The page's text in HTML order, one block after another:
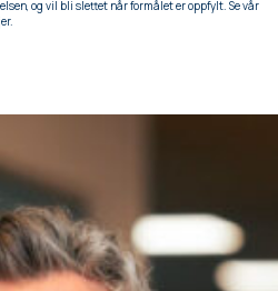
og vil bli slettet når formålet er oppfylt. Se vår